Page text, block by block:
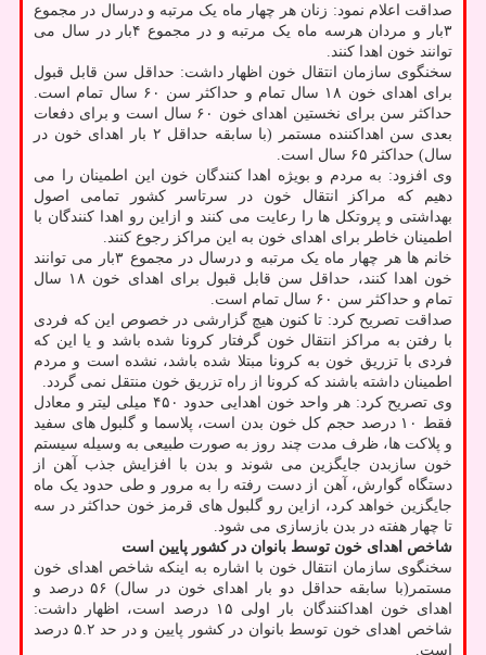
صداقت اعلام نمود: زنان هر چهار ماه یک مرتبه و درسال در مجموع
۳بار و مردان هرسه ماه یک مرتبه و در مجموع ۴بار در سال می
توانند خون اهدا کنند.
سخنگوی سازمان انتقال خون اظهار داشت: حداقل سن قابل قبول
برای اهدای خون ۱۸ سال تمام و حداکثر سن ۶۰ سال تمام است.
حداکثر سن برای نخستین اهدای خون ۶۰ سال است و برای دفعات
بعدی سن اهداکننده مستمر (با سابقه حداقل ۲ بار اهدای خون در
سال) حداکثر ۶۵ سال است.
وی افزود: به مردم و بویژه اهدا کنندگان خون این اطمینان را می
دهیم که مراکز انتقال خون در سرتاسر کشور تمامی اصول
بهداشتی و پروتکل ها را رعایت می کنند و ازاین رو اهدا کنندگان با
اطمینان خاطر برای اهدای خون به این مراکز رجوع کنند.
خانم ها هر چهار ماه یک مرتبه و درسال در مجموع ۳بار می توانند
خون اهدا کنند، حداقل سن قابل قبول برای اهدای خون ۱۸ سال
تمام و حداکثر سن ۶۰ سال تمام است.
صداقت تصریح کرد: تا کنون هیچ گزارشی در خصوص این که فردی
با رفتن به مراکز انتقال خون گرفتار کرونا شده باشد و یا این که
فردی با تزریق خون به کرونا مبتلا شده باشد، نشده است و مردم
اطمینان داشته باشند که کرونا از راه تزریق خون منتقل نمی گردد.
وی تصریح کرد: هر واحد خون اهدایی حدود ۴۵۰ میلی لیتر و معادل
فقط ۱۰ درصد حجم کل خون بدن است، پلاسما و گلبول های سفید
و پلاکت ها، ظرف مدت چند روز به صورت طبیعی به وسیله سیستم
خون سازبدن جایگزین می شوند و بدن با افزایش جذب آهن از
دستگاه گوارش، آهن از دست رفته را به مرور و طی حدود یک ماه
جایگزین خواهد کرد، ازاین رو گلبول های قرمز خون حداکثر در سه
تا چهار هفته در بدن بازسازی می شود.
شاخص اهدای خون توسط بانوان در کشور پایین است
سخنگوی سازمان انتقال خون با اشاره به اینکه شاخص اهدای خون
مستمر(با سابقه حداقل دو بار اهدای خون در سال) ۵۶ درصد و
اهدای خون اهداکنندگان بار اولی ۱۵ درصد است، اظهار داشت:
شاخص اهدای خون توسط بانوان در کشور پایین و در حد ۵.۲ درصد
است.